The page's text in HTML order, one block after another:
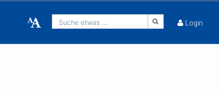
Suche etwas ... Login